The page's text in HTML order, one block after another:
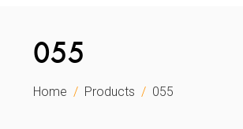
055
Home Products 055